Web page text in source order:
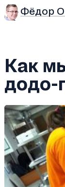
Фёдор
Как
додо-